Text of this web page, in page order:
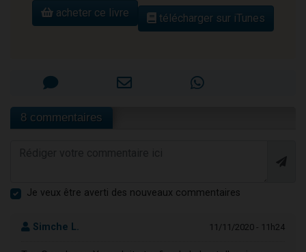
acheter ce livre télécharger sur iTunes
8 commentaires
Je veux être averti des nouveaux commentaires
Simche L. 11/11/2020 - 11h24